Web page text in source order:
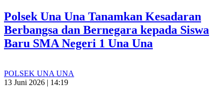
Polsek Una Una Tanamkan Kesadaran
Berbangsa dan Bernegara kepada Siswa
Baru SMA Negeri 1 Una Una
POLSEK UNA UNA
13 Juni 2026 | 14:19